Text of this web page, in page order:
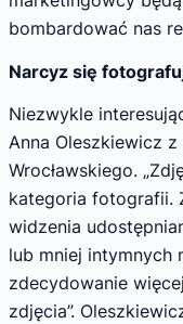
bombardować nas
Narcyz się
Niezwykle
Anna Oleszkiewicz
Wrocławskiego.
kategoria fotografii.
widzenia
lub mniej intymnych
zdecydowanie
zdjęcia”.